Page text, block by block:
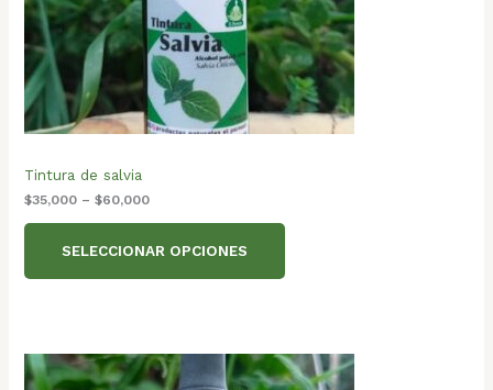
Tintura de salvia
$35,000 –$60,000
SELECCIONAR OPCIONES